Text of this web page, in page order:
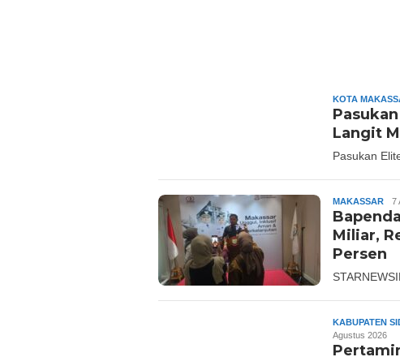
KOTA
Langit
Pasukan
MAKASSAR 7
Miliar,
Persen
KABUPATEN
Agustus 2026